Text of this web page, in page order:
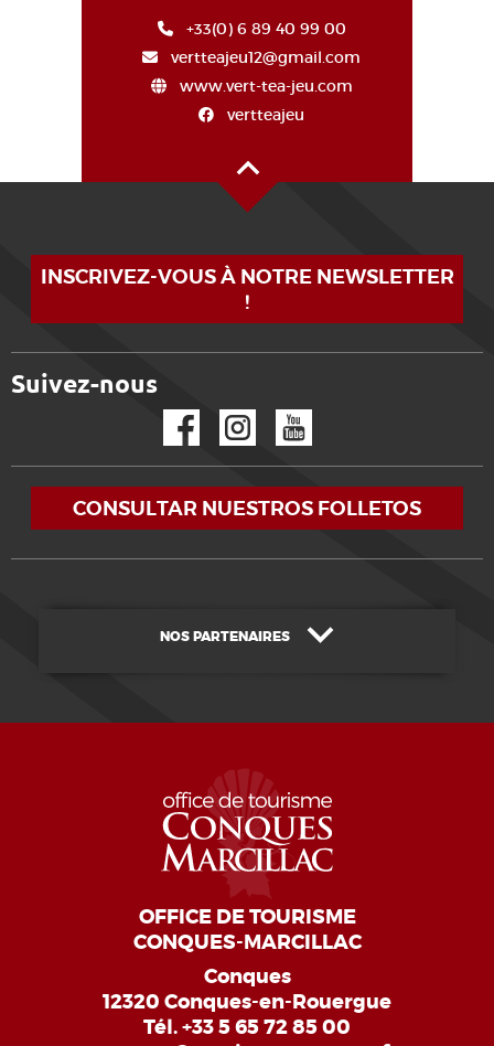
+33(0) 6 89 40 99 00
vertteajeu12@gmail.com
www.vert-tea-jeu.com
vertteajeu
INSCRIVEZ-VOUS À NOTRE NEWSLETTER
!
Suivez-nous
CONSULTAR NUESTROS FOLLETOS
NOS PARTENAIRES
OFFICE DE TOURISME
CONQUES-MARCILLAC
Conques
12320 Conques-en-Rouergue
Tél.+33 5 65 72 85 00